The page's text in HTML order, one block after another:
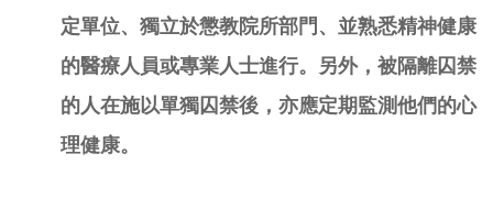
定單位、獨立於懲教院所部門、並熟悉精神健康
的醫療人員或專業人士進行。另外，被隔離囚禁
的人在施以單獨囚禁後，亦應定期監測他們的心
理健康。